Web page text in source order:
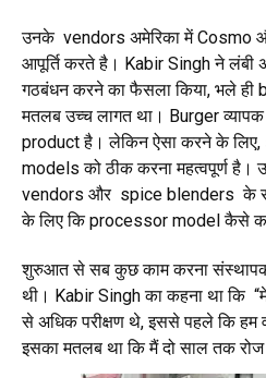
उनके vendors अमेरिका में Cosmo
आपूर्ति करते है। Kabir Singh ने लंबी
गठबंधन करने का फैसला किया, भले ही
मतलब उच्च लागत था। Burger
product है। लेकिन ऐसा करने के
models को ठीक करना महत्वपूर्ण है।
vendors और spice blenders के
के लिए कि processor model कैसे
शुरुआत से सब कुछ काम करना
थी। Kabir Singh का कहना था कि
से अधिक परीक्षण थे, इससे पहले कि हम
इसका मतलब था कि मैं दो साल तक रोज